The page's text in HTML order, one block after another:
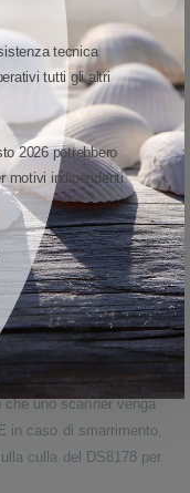
tecnica
tutti gli altri
2026 potrebbero
motivi indipendenti
che il condensatore
del dispositivo con cui
sapere quale opzione
Possibilità di vedere
o il condensatore
di un turno.
le
e lo scanner avvisano il
o è rimasto
Così eviterete che uno
di un cliente
uno scanner venga
in caso di smarrimento,
culla del DS8178 per